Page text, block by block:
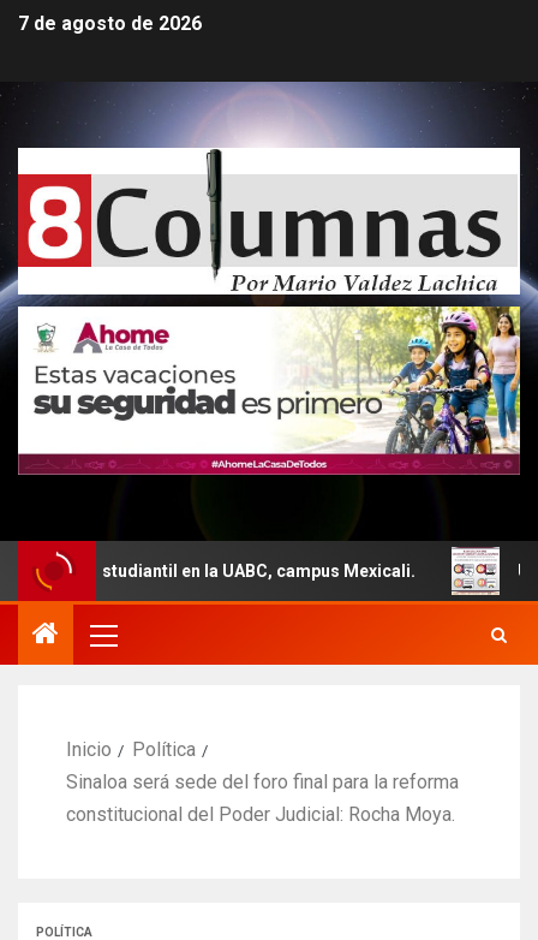
7 de agosto de 2026
en la UABC, campus Mexicali. Un total de 29
Inicio
Política
Sinaloa será sede del foro final para la reforma
constitucional del Poder Judicial: Rocha Moya.
POLÍTICA